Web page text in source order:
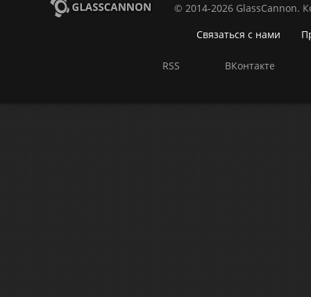
© 2014-2026 GlassCannon.
Связаться с нами
RSS ВКонтакте